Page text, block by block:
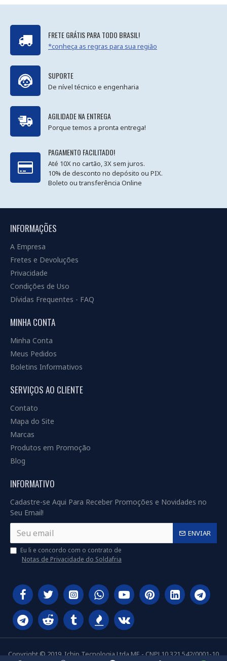
FRETE GRÁTIS PARA TODO BRASIL!
*conheça as regras para sua região
SUPORTE
De nível técnico e engenharia
AGILIDADE NA ENTREGA
Porque temos a pronta entrega!
PAGAMENTO FACILITADO!
Até 10X no cartão, 3X sem juros.
10% de desconto no depósito ou PIX.
Boleto ou transferência Online
INFORMAÇÕES
A Empresa
Fretes e Devoluções
Privacidade
Condições de Uso
Dívidas Frequentes - FAQ
MINHA CONTA
Minha Conta
Meus Pedidos
Boletins Informativos
SERVIÇOS AO CLIENTE
Contato
Mapa do Site
Marcas
Produtos em Promoção
Blog
INFORMATIVO
Cadastre-se Aqui Para Receber Promoções e Novidades no
Seu Email!
ENVIAR
Eu li e concordo com o contrato de
Notas de Privacidade do Soldafria
Copyright © 2019, Ichip Tecnologia Ltda ME - CNPJ 10.321.542/0001-10